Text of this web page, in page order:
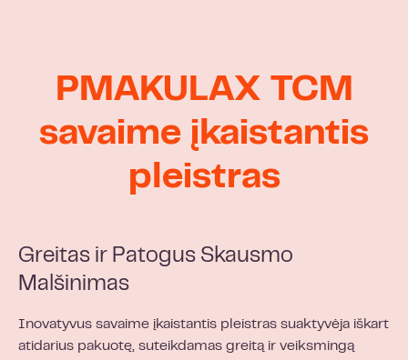
PMAKULAX TCM
savaime įkaistantis
pleistras
Greitas ir Patogus Skausmo
Malšinimas
Inovatyvus savaime įkaistantis pleistras suaktyvėja iškart
atidarius pakuotę, suteikdamas greitą ir veiksmingą